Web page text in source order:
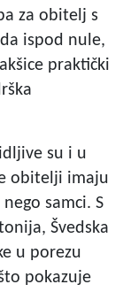
za obitelj s
ispod nule,
praktički
su i u
obitelji imaju
samci. S
Švedska
u porezu
pokazuje